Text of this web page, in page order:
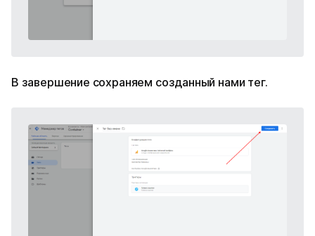
В завершение сохраняем созданный нами тег.